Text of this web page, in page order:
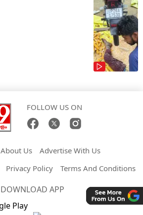
FOLLOW US ON
About Us
Advertise With Us
Privacy Policy Terms And Conditions
DOWNLOAD APP